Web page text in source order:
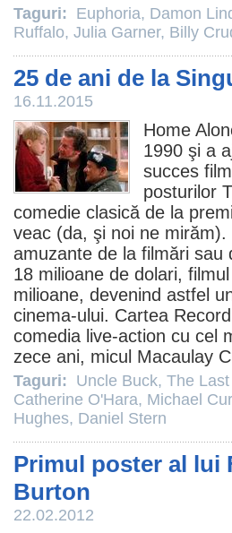
Taguri: Euphoria, Damon
Ruffalo, Julia Garner, Billy
25 de ani de la
16.11.2015
Home
1990 şi a
succes film
posturilor
comedie clasică de la
veac (da, şi noi ne
amuzante de la filmări sau
18 milioane de dolari, filmul
milioane, devenind astfel
cinema-ului. Cartea
comedia live-action cu cel
zece ani, micul Macaulay
Taguri: Uncle Buck, The
Catherine O'Hara, Michael
Hughes, Daniel Stern
Primul poster al lui
Burton
22.02.2012